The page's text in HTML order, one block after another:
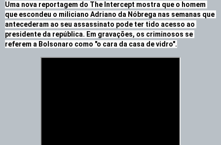
Uma nova reportagem do The Intercept mostra que o homem
que escondeu o miliciano Adriano da Nóbrega nas semanas que
antecederam ao seu assassinato pode ter tido acesso ao
presidente da república. Em gravações, os criminosos se
referem a Bolsonaro como "o cara da casa de vidro".